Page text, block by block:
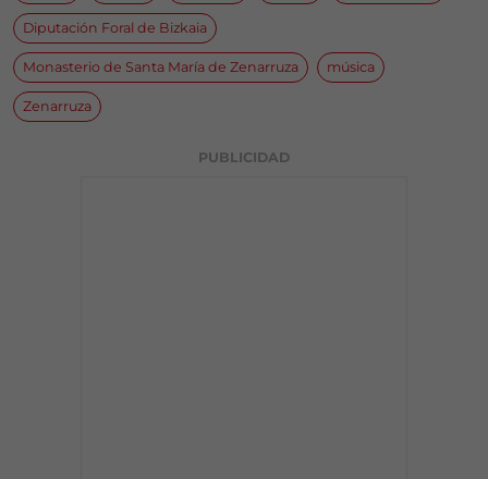
Diputación Foral de Bizkaia
Monasterio de Santa María de Zenarruza música
Zenarruza
PUBLICIDAD